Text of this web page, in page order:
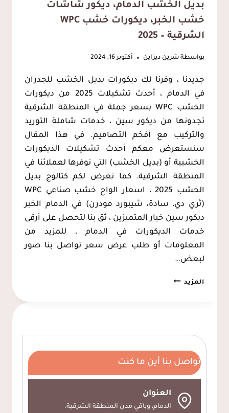
بديل الخشب الدمام، ديكور شاشات
خشب الخبر، ديكورات خشب WPC
الشرقية – 2025
بواسطة شرين ديزاين أكتوبر 16, 2024
جديدنا ، وفرنا لك ديكورات بديل الخشب للجدران
في الدمام ، أحدث تشكيلات 2025 من ديكورات
الخشب WPC بسعر جملة في المنطقة الشرقية
تجدونها من ديكور سين ، خدمات شاملة التوريد
والتركيب مع أفخم التصاميم. في هذا المقال
سنستعرض معكم أحدث تشكيلات الديكورات
الخشبية أو (بديل الخشب) التي نوفرها لعملائنا في
المنطقة الشرقية. كما نعرض لكم كتالوج بديل
الخشب 2025 ، اسعار الواح خشب صناعي WPC
(ثري دي، سادة، شيبورد مودرن) في الدمام الخبر
ديكور سين خيار المتميزين ، ثق بنا لتحصل على أرقى
خدمات الديكورات في الدمام ، للمزيد من
المعلومات أو طلب عرض سعر تواصل بنا صور
لبعض…
المزيدبديل
شاشات
خشب
الخبر،
ديكورات
خشب
WPC
تواصل بنا أين ما كنت
العنوان
الدمام، وباقي مدن المنطقة الشرقية.